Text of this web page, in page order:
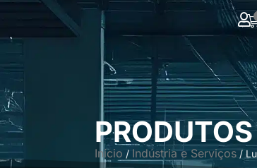
PRODUTOS
Início / Indústria e Serviços/